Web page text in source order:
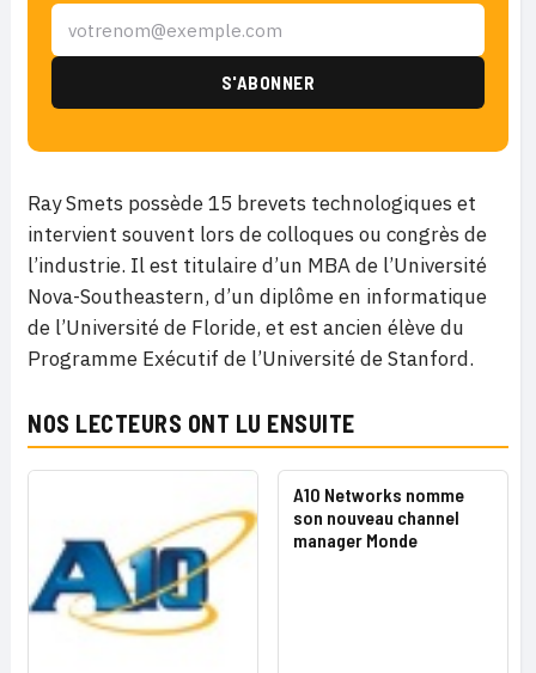
Ray Smets possède 15 brevets technologiques et
intervient souvent lors de colloques ou congrès de
l’industrie. Il est titulaire d’un MBA de l’Université
Nova-Southeastern, d’un diplôme en informatique
de l’Université de Floride, et est ancien élève du
Programme Exécutif de l’Université de Stanford.
NOS LECTEURS ONT LU ENSUITE
A10 Networks nomme
son nouveau channel
manager Monde